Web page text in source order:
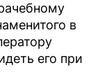
в
его при